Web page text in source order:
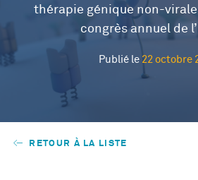
thérapie génique non-
congrès annuel de
Publié le 22 octobre
RETOUR À LA LISTE